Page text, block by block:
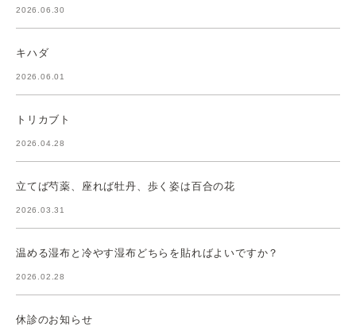
2026.06.30
キハダ
2026.06.01
トリカブト
2026.04.28
立てば芍薬、座れば牡丹、歩く姿は百合の花
2026.03.31
温める湿布と冷やす湿布どちらを貼ればよいですか？
2026.02.28
休診のお知らせ